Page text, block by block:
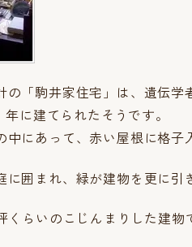
の「駒井家住宅」は、遺伝
年に建てられたそうです。
中にあって、赤い屋根に格子
に囲まれ、緑が建物を更に引
くらいのこじんまりした建物